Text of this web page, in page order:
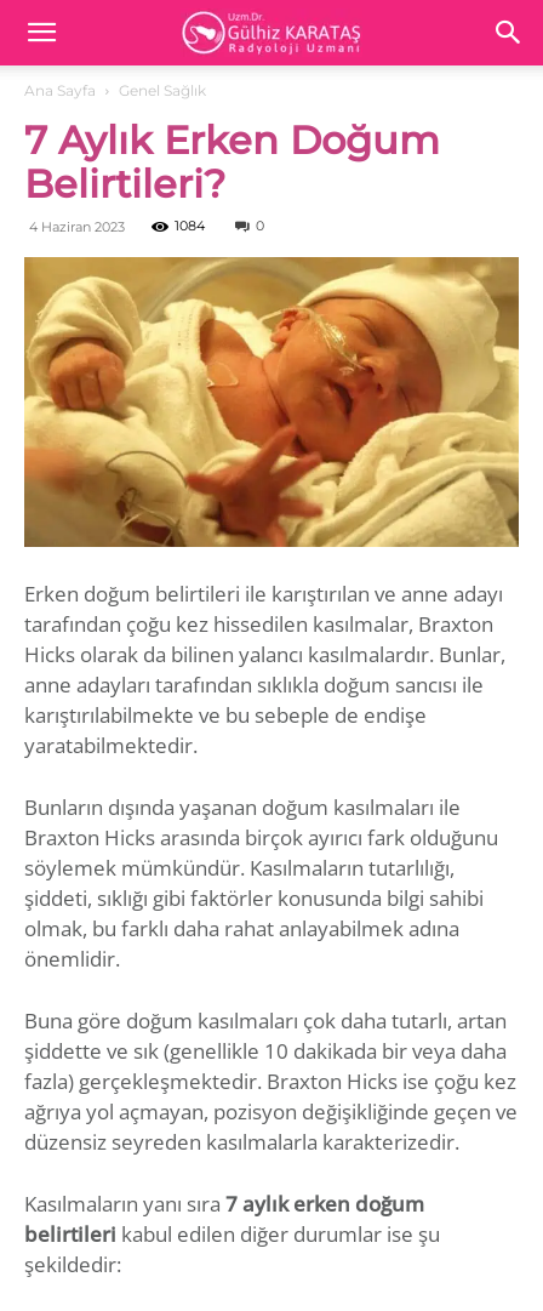
Ana Sayfa Genel Sağlık
7 Aylık Erken Doğum
Belirtileri?
4 Haziran 2023 1084 0
Erken doğum belirtileri ile karıştırılan ve anne adayı
tarafından çoğu kez hissedilen kasılmalar, Braxton
Hicks olarak da bilinen yalancı kasılmalardır. Bunlar,
anne adayları tarafından sıklıkla doğum sancısı ile
karıştırılabilmekte ve bu sebeple de endişe
yaratabilmektedir.
Bunların dışında yaşanan doğum kasılmaları ile
Braxton Hicks arasında birçok ayırıcı fark olduğunu
söylemek mümkündür. Kasılmaların tutarlılığı,
şiddeti, sıklığı gibi faktörler konusunda bilgi sahibi
olmak, bu farklı daha rahat anlayabilmek adına
önemlidir.
Buna göre doğum kasılmaları çok daha tutarlı, artan
şiddette ve sık (genellikle 10 dakikada bir veya daha
fazla) gerçekleşmektedir. Braxton Hicks ise çoğu kez
ağrıya yol açmayan, pozisyon değişikliğinde geçen ve
düzensiz seyreden kasılmalarla karakterizedir.
Kasılmaların yanı sıra 7 aylık erken doğum
belirtileri kabul edilen diğer durumlar ise şu
şekildedir: